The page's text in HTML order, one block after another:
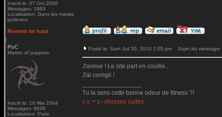
Inscrit le: 07 Oct 2006
Messages: 1993
Localisation: Dans les marais
poitevins
Revenir en haut
PoC
Master of puppets
Inscrit le: 16 Mai 2004
Messages: 6636
Localisation: Paris
Posté le: Sam Juil 30, 2016 1:05 pm Sujet du message:
J'avoue ! Le site part en couille...
J'ai corrigé !
Tu la sens cette bonne odeur de fitness ?!
© € ™ $ - phrases cultes